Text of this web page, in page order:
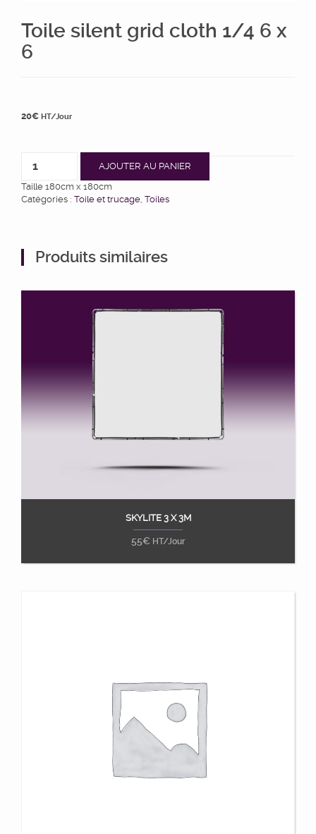
Toile silent grid cloth 1/4 6 x
6
20€ HT/Jour
AJOUTER AU PANIER
Taille 180cm x 180cm
Catégories : Toile et trucage Toiles
Produits similaires
Ajouter au panier
SKYLITE 3 X 3M
55€ HT/Jour